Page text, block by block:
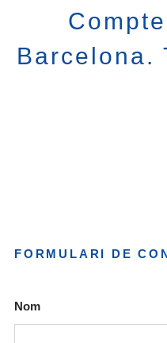
Barcelona.
FORMULARI DE
Nom